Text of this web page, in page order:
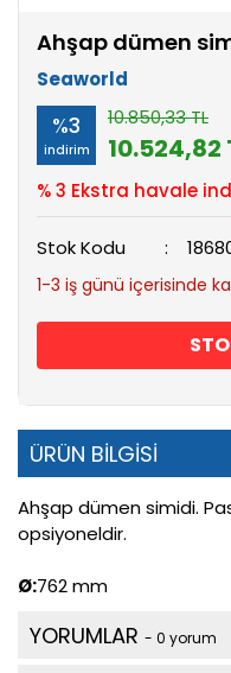
Ahşap dümen
Seaworld
%3
indirim
10.850,33 TL
10.524,82
% 3 Ekstra havale
Stok Kodu
1-3 iş günü içerisinde
ÜRÜN BİLGİSİ
Ahşap dümen simidi.
opsiyoneldir.
Ø:762 mm
YORUMLAR - 0 yorum